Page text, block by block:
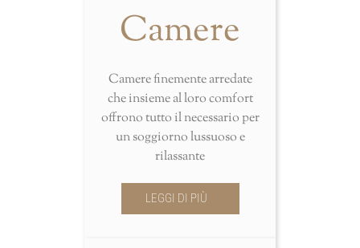
Camere
Camere finemente arredate
che insieme al loro comfort
offrono tutto il necessario per
un soggiorno lussuoso e
rilassante
LEGGI DI PIÙ